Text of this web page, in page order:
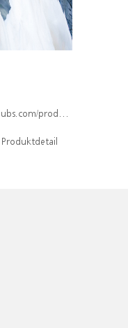
index/isin/DE000WA6C3N7
Produktdetail